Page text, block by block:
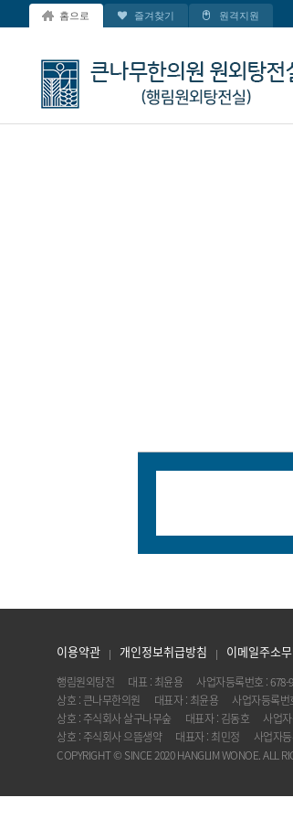
홈으로 즐겨찾기 원격지원
이용약관 개인정보취급방침 이메일주소
행림원외탕전 대표 : 최윤용 사업자등록번호 : 678-
상호 : 큰나무한의원
대표자 : 최윤용 사업자등록번
상호 : 주식회사 살구나무숲
대표자 : 김동호 사업
상호 : 주식회사 으뜸생약
대표자 : 최민정 사업자
COPYRIGHT © SINCE 2020 HANGLIM WONOE. ALL